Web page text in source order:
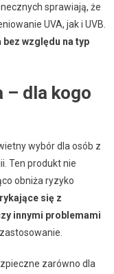
sprawiają, że
UVA, jak i UVB.
bez względu na typ
– dla kogo
wybór dla osób z
Ten produkt nie
obniża ryzyko
się z
innymi problemami
zarówno dla